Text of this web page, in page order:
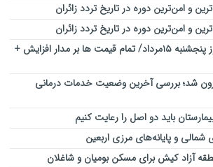
قیمت طلا و سکه امروز پنجشنبه ۱۵مرداد/ تمام قیمت ها بر مدار افزایش +
شد؛ بررسی آخرین وضعیت خدمات درمانی
باید دو اصل را رعایت کنیم
و پایانه‌های مرزی اربعین
آزاد کیش برای مسکن بومیان و شاغلان